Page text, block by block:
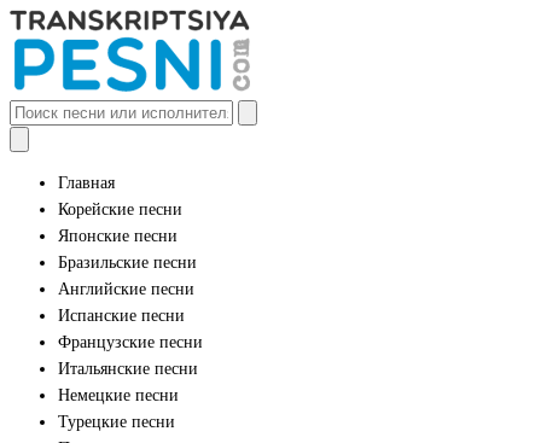
Главная
Корейские песни
Японские песни
Бразильские песни
Английские песни
Испанские песни
Французские песни
Итальянские песни
Немецкие песни
Турецкие песни